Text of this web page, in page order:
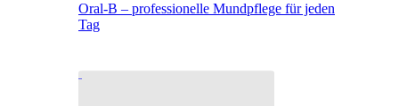
Oral-B – professionelle Mundpflege für jeden
Tag